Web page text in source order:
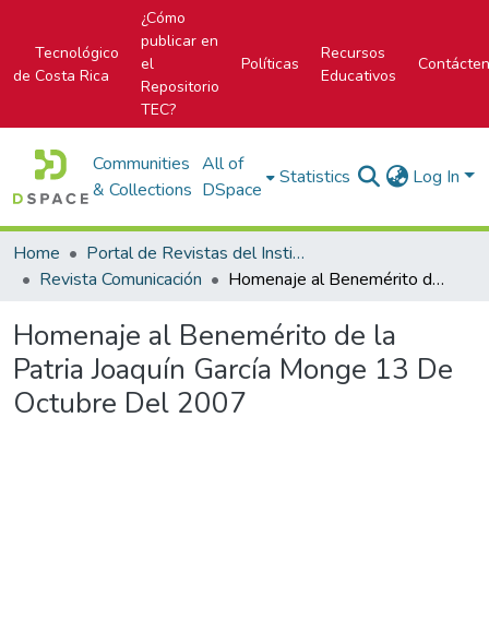
Tecnológico
de Costa Rica
¿Cómo
publicar en
el
Repositorio
TEC?
Políticas
Recursos
Educativos
Communities
& Collections
All of
DSpace
Statistics Log In
Home
Portal de Revistas del Instituto Tecnológico de Costa Rica
Revista Comunicación
Homenaje al Benemérito de la Patria Joaquín García Monge 13 De Octubre Del 2007
Homenaje al Benemérito de la
Patria Joaquín García Monge 13 De
Octubre Del 2007